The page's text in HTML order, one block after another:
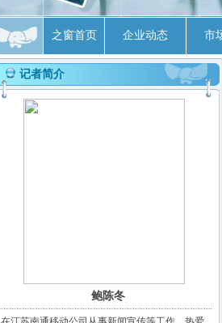
之窗首页 企业动态 市
记者简介
鲍陈冬